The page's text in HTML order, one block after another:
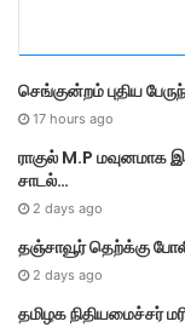
i
e
செங்குன்றம் புதிய
17 hours ago
ராகுல் M.P மவுனமாக
சாடல்…
2 days ago
தஞ்சாவூர் தெற்க்கு
2 days ago
தமி​ழ​க நிதியமைச்சர்